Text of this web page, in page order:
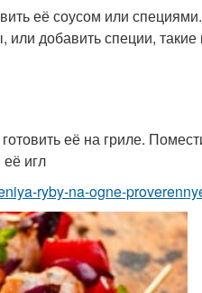
её соусом или
добавить специи,
её на гриле.
игл
ryby-na-ogne-